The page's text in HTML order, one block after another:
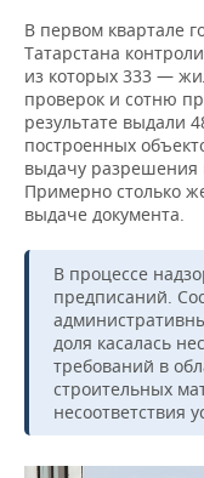
В первом квартале
Татарстана
из которых 333 —
проверок и сотню
результате выдали
построенных
выдачу разрешения
Примерно столько
выдаче документа.
В процессе
предписаний.
доля касалась
требований в
строительных
несоответствия